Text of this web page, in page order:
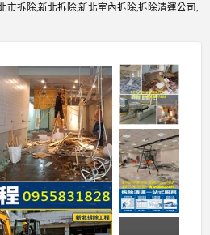
市拆除,新北拆除,新北室內拆除,拆除清運公司,